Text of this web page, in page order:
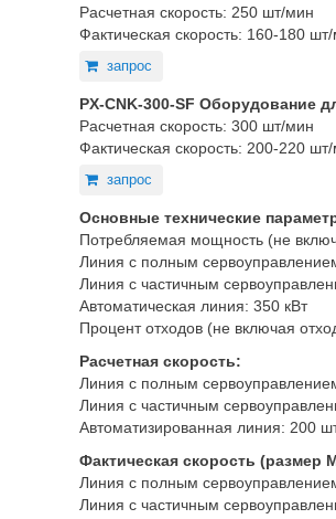
Расчетная скорость: 250 шт/мин
Фактическая скорость: 160-180
запрос
PX-CNK-300-SF Оборудование
Расчетная скорость: 300 шт/мин
Фактическая скорость: 200-220
запрос
Основные технические
Потребляемая мощность (не
Линия с полным
Линия с частичным
Автоматическая линия: 350 кВт
Процент отходов (не включая
Расчетная скорость:
Линия с полным
Линия с частичным
Автоматизированная линия: 200
Фактическая скорость (размер
Линия с полным
Линия с частичным